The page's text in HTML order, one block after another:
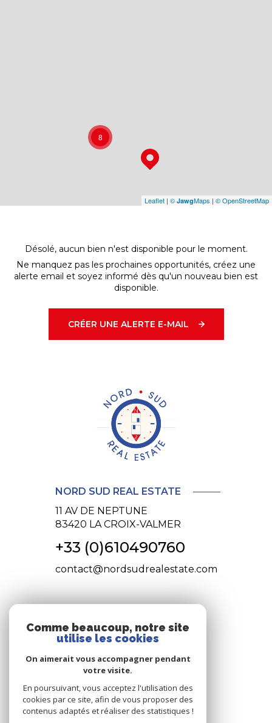
8
Leaflet | © JawgMaps | © OpenStreetMap
Désolé, aucun bien n'est disponible pour le moment.
Ne manquez pas les prochaines opportunités, créez une
alerte email et soyez informé dès qu'un nouveau bien est
disponible.
CRÉER UNE ALERTE E-MAIL
NORD SUD REAL ESTATE
11 AV DE NEPTUNE
83420 LA CROIX-VALMER
+33 (0)610490760
contact@nordsudrealestate.com
nous suivre
Comme beaucoup, notre site
utilise les cookies
On aimerait vous accompagner pendant
votre visite.
En poursuivant, vous acceptez l'utilisation des
cookies par ce site, afin de vous proposer des
contenus adaptés et réaliser des statistiques !